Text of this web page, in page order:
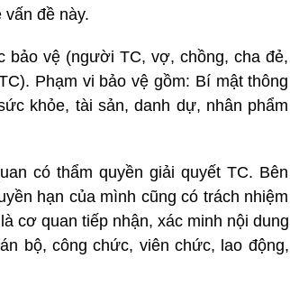
đề này.
vệ (người TC, vợ, chồng, cha đẻ,
Phạm vi bảo vệ gồm: Bí mật thông
khỏe, tài sản, danh dự, nhân phẩm
có thẩm quyền giải quyết TC. Bên
hạn của mình cũng có trách nhiệm
cơ quan tiếp nhận, xác minh nội dung
bộ, công chức, viên chức, lao động,